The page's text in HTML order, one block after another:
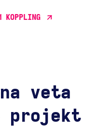
KOPPLING
veta
projekt